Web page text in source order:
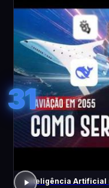
31
Inteligência Artificial